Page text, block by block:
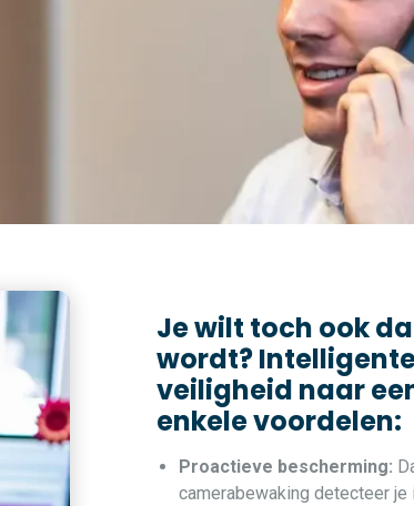
Je wilt toch ook
wordt?
veiligheid naar
enkele voordelen:
Proactieve bescherming:
camerabewaking detecteer je